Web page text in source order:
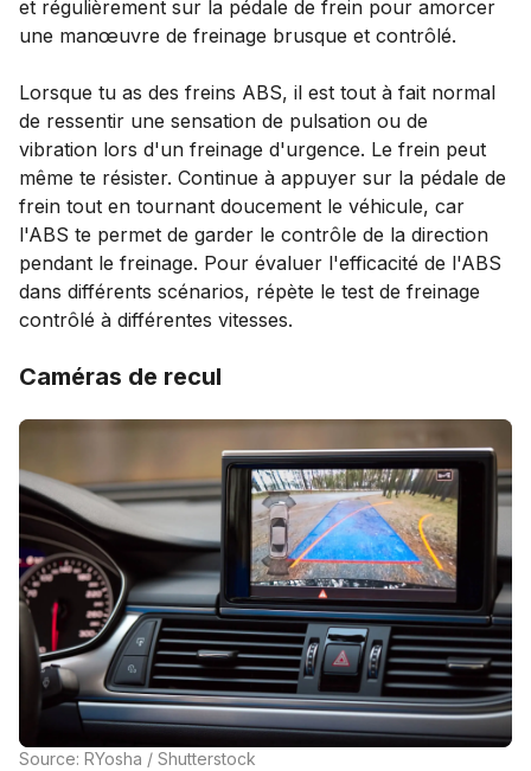
et régulièrement sur la pédale de frein pour amorcer
une manœuvre de freinage brusque et contrôlé.
Lorsque tu as des freins ABS, il est tout à fait normal
de ressentir une sensation de pulsation ou de
vibration lors d'un freinage d'urgence. Le frein peut
même te résister. Continue à appuyer sur la pédale de
frein tout en tournant doucement le véhicule, car
l'ABS te permet de garder le contrôle de la direction
pendant le freinage. Pour évaluer l'efficacité de l'ABS
dans différents scénarios, répète le test de freinage
contrôlé à différentes vitesses.
Caméras de recul
Source: RYosha / Shutterstock